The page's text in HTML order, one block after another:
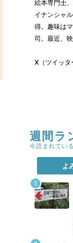
絵本専門士
イナンシャ
得。趣味は
司。最近、
X（ツイッ
週間ラ
今読まれてい
よ